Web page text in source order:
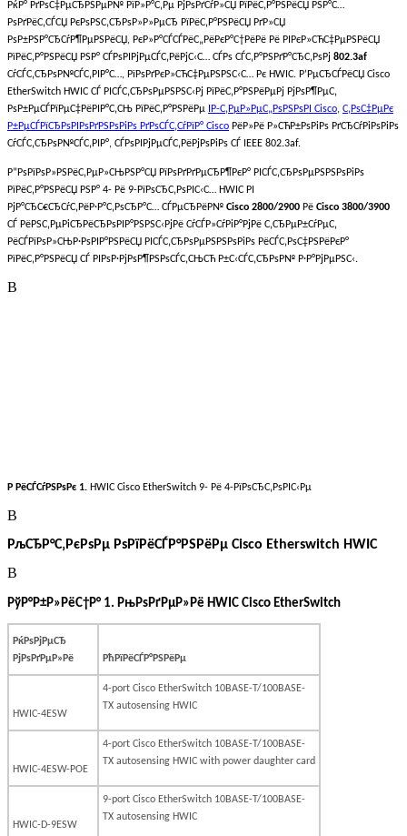
РќР° РґРѕС‡РµСЂРЅРµР№ РїР»Р°С‚Рµ РјРѕРґСѓР»СЏ РїРёС‚Р°РЅРёСЏ РЅР°С…
РѕРґРёС‚СЃСЏ РєРѕРЅС‚СЂРѕР»Р»РµСЂ РїРёС‚Р°РЅРёСЏ РґР»СЏ
РѕР±РЅР°СЂСѓР¶РµРЅРёСЏ, РєР»Р°СЃСЃРёС„РёРєР°С†РёРё Рё РІРєР»СЋС‡РµРЅРёСЏ
РїРёС‚Р°РЅРёСЏ РЅР° СЃРѕРІРјРµСЃС‚РёРјС‹С… СЃРѕ СЃС‚Р°РЅРґР°СЂС‚РѕРј 802.3af
СѓСЃС‚СЂРѕР№СЃС‚РІР°С…, РїРѕРґРєР»СЋС‡РµРЅРЅС‹С… Рє HWIC. Р’РµСЂСЃРёСЏ Cisco
EtherSwitch HWIC СЃ РІСЃС‚СЂРѕРµРЅРЅС‹Рј РїРёС‚Р°РЅРёРµРј РјРѕР¶РµС‚
РѕР±РµСЃРїРµС‡РёРІР°С‚СЊ РїРёС‚Р°РЅРёРµ
IP-С‚РµР»РµС„РѕРЅРѕРІ Cisco, С‚РѕС‡РµРє
Р±РµСЃРїСЂРѕРІРѕРґРЅРѕРіРѕ РґРѕСЃС‚СѓРїР° Cisco РёР»Рё Р»СЋР±РѕРіРѕ РґСЂСѓРіРѕРіРѕ
СѓСЃС‚СЂРѕР№СЃС‚РІР°, СЃРѕРІРјРµСЃС‚РёРјРѕРіРѕ СЃ IEEE 802.3af.
Р”РѕРїРѕР»РЅРёС‚РµР»СЊРЅР°СЏ РїРѕРґРґРµСЂР¶РєР° РІСЃС‚СЂРѕРµРЅРЅРѕРіРѕ
РїРёС‚Р°РЅРёСЏ РЅР° 4- Рё 9-РїРѕСЂС‚РѕРІС‹С… HWIC РІ
РјР°СЂС€СЂСѓС‚РёР·Р°С‚РѕСЂР°С… СЃРµСЂРёР№ Cisco 2800/2900 Рё Cisco 3800/3900
СЃ РёРЅС‚РµРіСЂРёСЂРѕРІР°РЅРЅС‹РјРё СѓСЃР»СѓРіР°РјРё С‚СЂРµР±СѓРµС‚
РёСЃРїРѕР»СЊР·РѕРІР°РЅРёСЏ РІСЃС‚СЂРѕРµРЅРЅРѕРіРѕ РёСЃС‚РѕС‡РЅРёРєР°
РїРёС‚Р°РЅРёСЏ СЃ РІРѕР·РјРѕР¶РЅРѕСЃС‚СЊСЋ Р±С‹СЃС‚СЂРѕР№ Р·Р°РјРµРЅС‹.
В
Р РёСЃСѓРЅРѕРє 1. HWIC Cisco EtherSwitch 9- Рё 4-РїРѕСЂС‚РѕРІС‹Рµ
В
РљСЂР°С‚РєРѕРµ РѕРїРёСЃР°РЅРёРµ Cisco Etherswitch HWIC
В
РўР°Р±Р»РёС†Р° 1. РњРѕРґРµР»Рё HWIC Cisco EtherSwitch
РќРѕРјРµСЂ
РјРѕРґРµР»Рё
РћРїРёСЃР°РЅРёРµ
HWIC-4ESW
4-port Cisco EtherSwitch 10BASE-T/100BASE-
TX autosensing HWIC
HWIC-4ESW-POE
4-port Cisco EtherSwitch 10BASE-T/100BASE-
TX autosensing HWIC with power daughter card
HWIC-D-9ESW
9-port Cisco EtherSwitch 10BASE-T/100BASE-
TX autosensing HWIC